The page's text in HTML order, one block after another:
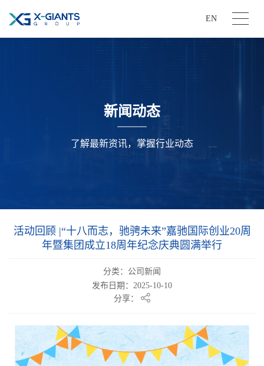
EN
新闻动态
了解最新资讯，掌握行业动态
活动回顾 |“十八而志，驰骋未来”嘉驰国际创业20周
年暨集团成立18周年纪念庆典圆满举行
分类：公司新闻
发布日期：2025-10-10
分享：